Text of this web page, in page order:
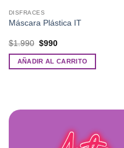
DISFRACES
Máscara Plástica IT
$1.990 El
original
era:
$990El
actual
es:
AÑADIR AL CARRITO